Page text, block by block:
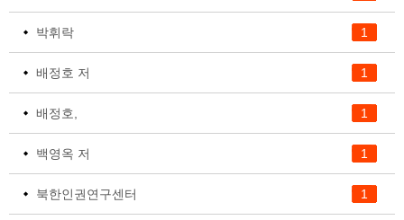
1
박휘락
1
배정호 저
1
배정호,
1
백영옥 저
1
북한인권연구센터